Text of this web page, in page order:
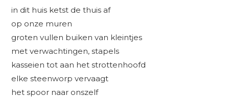
in dit huis ketst de thuis af
op onze muren
groten vullen buiken van kleintjes
met verwachtingen, stapels
kasseien tot aan het strottenhoofd
elke steenworp vervaagt
het spoor naar onszelf